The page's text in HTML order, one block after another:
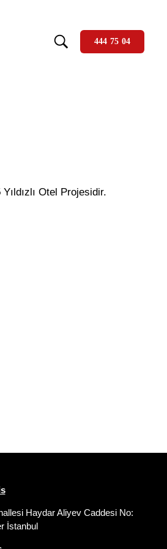
444 75 04
Otel Projesidir.
Haydar Aliyev Caddesi No:
İstanbul